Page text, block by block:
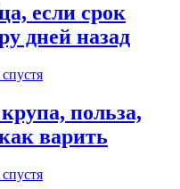
если срок
дней назад
польза,
варить